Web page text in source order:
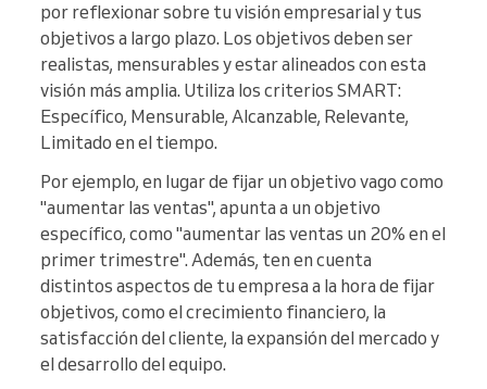
por reflexionar sobre tu visión empresarial y tus
objetivos a largo plazo. Los objetivos deben ser
realistas, mensurables y estar alineados con esta
visión más amplia. Utiliza los criterios SMART:
Específico, Mensurable, Alcanzable, Relevante,
Limitado en el tiempo.
Por ejemplo, en lugar de fijar un objetivo vago como
"aumentar las ventas", apunta a un objetivo
específico, como "aumentar las ventas un 20% en el
primer trimestre". Además, ten en cuenta
distintos aspectos de tu empresa a la hora de fijar
objetivos, como el crecimiento financiero, la
satisfacción del cliente, la expansión del mercado y
el desarrollo del equipo.